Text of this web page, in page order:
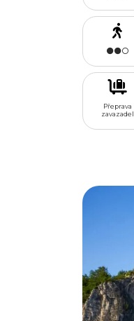
Přeprava
zavazadel